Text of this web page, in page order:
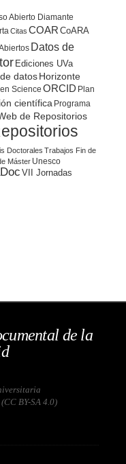
Abierto Diamante
Citas COAR CoARA
Datos de
Ediciones UVa
datosHorizonte
Science ORCID Plan
científica Programa
de Repositorios
Doctorales Trabajos Fin de
Máster Unesco
VII Jornadas
de la
(CC BY-SA 4.0)